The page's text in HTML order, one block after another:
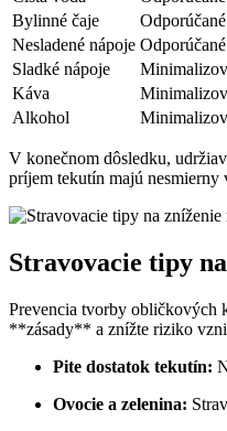
Bylinné čaje
Odporúčané
Nesladené nápoje Odporúčané
Sladké nápoje
Káva
Alkohol
V konečnom dôsledku,
príjem tekutín majú
Stravovacie tipy
Prevencia tvorby obličkových
**zásady** a znížte riziko
Pite dostatok tekutín:
Ovocie a zelenina: